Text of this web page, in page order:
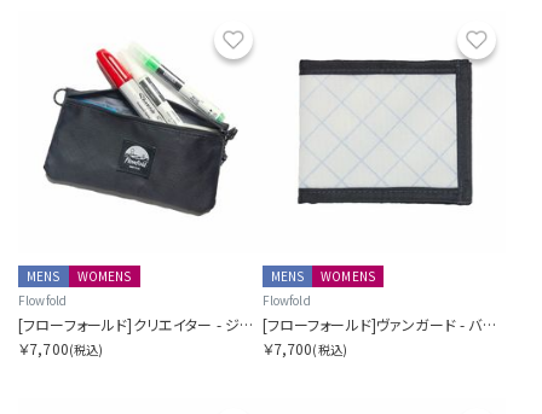
お気に入り
MENS
WOMENS
Flowfold
[フローフォールド]クリエイター - ジッパーポーチウォレット
￥7,700(税込)
MENS
WOMENS
Flowfold
[フローフォールド]ヴァンガード - バイフォールドウォレット
￥7,700(税込)